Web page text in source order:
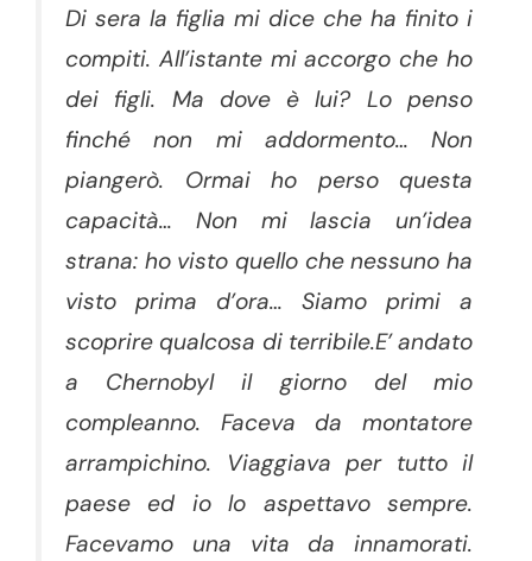
Di sera la figlia mi dice che ha finito i
compiti. All’istante mi accorgo che ho
dei figli. Ma dove è lui? Lo penso
finché non mi addormento… Non
piangerò. Ormai ho perso questa
capacità… Non mi lascia un’idea
strana: ho visto quello che nessuno ha
visto prima d’ora… Siamo primi a
scoprire qualcosa di terribile.E’ andato
a Chernobyl il giorno del mio
compleanno. Faceva da montatore
arrampichino. Viaggiava per tutto il
paese ed io lo aspettavo sempre.
Facevamo una vita da innamorati.